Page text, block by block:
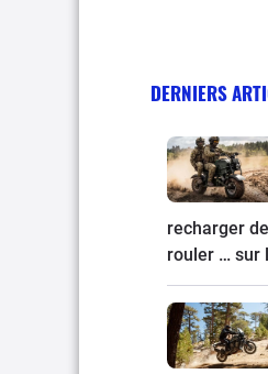
DERNIERS
recharger
rouler … sur